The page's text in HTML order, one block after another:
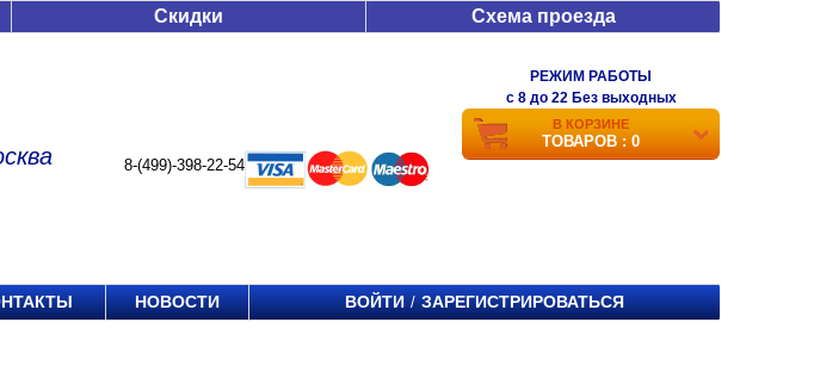
Скидки Схема проезда
8-(499)-398-22-54
РЕЖИМ РАБОТЫ
c 8 до 22 Без выходных
В КОРЗИНЕ
ТОВАРОВ : 0
НОВОСТИ ВОЙТИ / ЗАРЕГИСТРИРОВАТЬСЯ